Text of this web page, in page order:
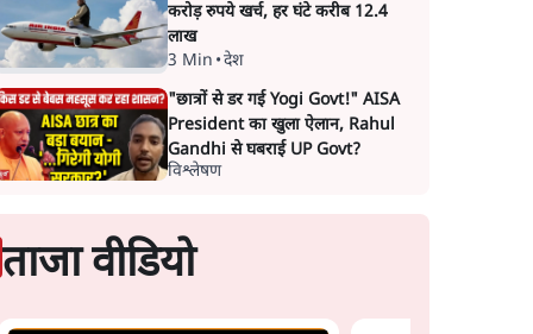
करोड़ रुपये खर्च, हर घंटे करीब 12.4
लाख
3 Min •देश
"छात्रों से डर गई Yogi Govt!" AISA
President का खुला ऐलान, Rahul
Gandhi से घबराई UP Govt?
विश्लेषण
ताजा वीडियो